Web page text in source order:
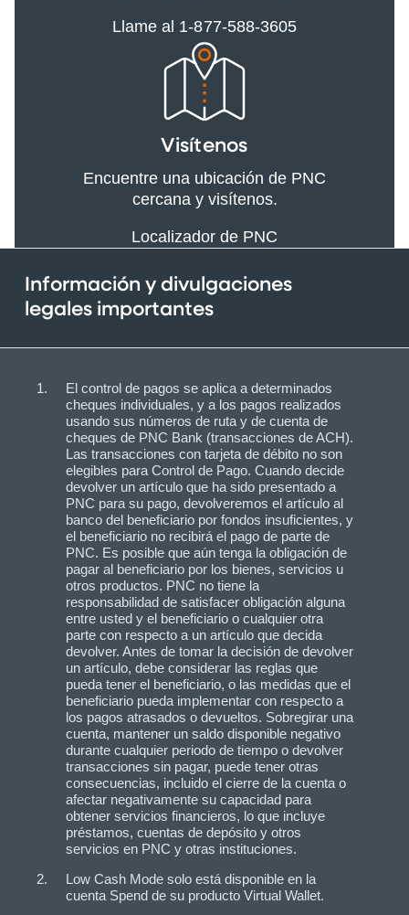
Llame al 1-877-588-3605
Visítenos
Encuentre una ubicación de PNC
cercana y visítenos.
Localizador de PNC
Información y divulgaciones
legales importantes
El control de pagos se aplica a determinados
cheques individuales, y a los pagos realizados
usando sus números de ruta y de cuenta de
cheques de PNC Bank (transacciones de ACH).
Las transacciones con tarjeta de débito no son
elegibles para Control de Pago. Cuando decide
devolver un artículo que ha sido presentado a
PNC para su pago, devolveremos el artículo al
banco del beneficiario por fondos insuficientes, y
el beneficiario no recibirá el pago de parte de
PNC. Es posible que aún tenga la obligación de
pagar al beneficiario por los bienes, servicios u
otros productos. PNC no tiene la
responsabilidad de satisfacer obligación alguna
entre usted y el beneficiario o cualquier otra
parte con respecto a un artículo que decida
devolver. Antes de tomar la decisión de devolver
un artículo, debe considerar las reglas que
pueda tener el beneficiario, o las medidas que el
beneficiario pueda implementar con respecto a
los pagos atrasados o devueltos. Sobregirar una
cuenta, mantener un saldo disponible negativo
durante cualquier periodo de tiempo o devolver
transacciones sin pagar, puede tener otras
consecuencias, incluido el cierre de la cuenta o
afectar negativamente su capacidad para
obtener servicios financieros, lo que incluye
préstamos, cuentas de depósito y otros
servicios en PNC y otras instituciones.
Low Cash Mode solo está disponible en la
cuenta Spend de su producto Virtual Wallet.